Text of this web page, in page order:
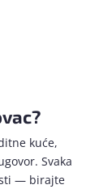
kuće,
Svaka
— birajte